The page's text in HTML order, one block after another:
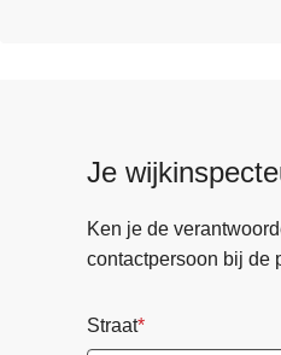
Je
Ken je de
contactpersoon bij de
Straat